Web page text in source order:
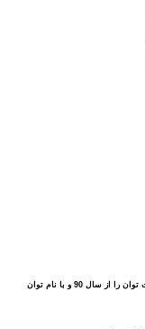
شرکت نامی توان میعاد فعالیت خود در زمینه سیستمهای بهبود کیفیت توان را از سال 90 و با نام توان